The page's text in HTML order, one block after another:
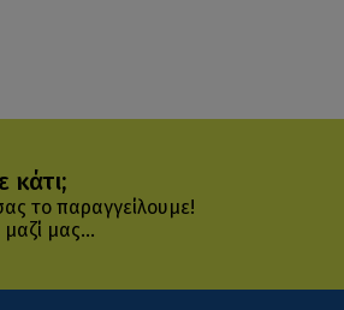
κάτι;
το παραγγείλουμε!
μας...